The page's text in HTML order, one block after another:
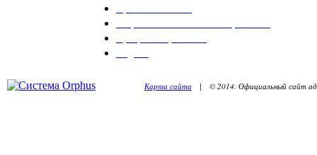
Карта сайта | © 2014. Официальный сайт